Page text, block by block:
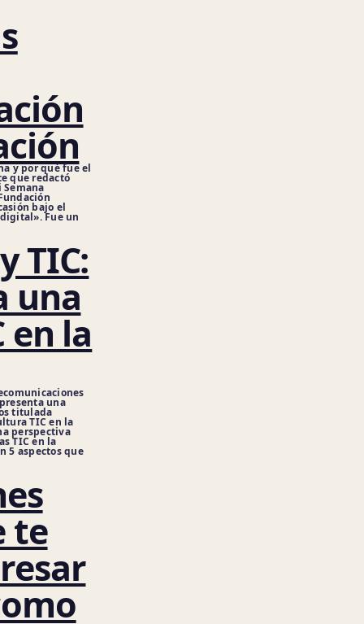
y por qué fue el
que redactó
Semana
bajo el
Fue un
TIC:
una
en la
una
titulada
TIC en la
perspectiva
TIC en la
5 aspectos que
te